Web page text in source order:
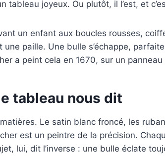
tableau joyeux. Ou plutôt, il l’est, et
un enfant aux boucles rousses,
une paille. Une bulle s’échappe,
a peint cela en 1670, sur un
tableau nous dit
Le satin blanc froncé, les
est un peintre de la précision.
lui, dit l’inverse : une bulle éclate